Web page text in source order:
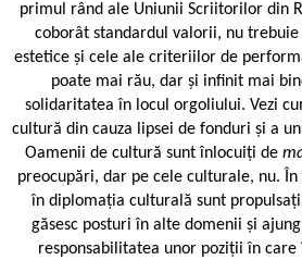
primul rând ale Uniunii Scriitorilor din
coborât standardul valorii, nu
estetice și cele ale criteriilor de
poate mai rău, dar și infinit mai
solidaritatea în locul orgoliului. Vezi
cultură din cauza lipsei de fonduri și a
Oamenii de cultură sunt înlocuiți de
preocupări, dar pe cele culturale, nu.
în diplomația culturală sunt
găsesc posturi în alte domenii și
responsabilitatea unor poziții în care